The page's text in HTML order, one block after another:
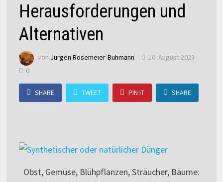
Herausforderungen und
Alternativen
von Jürgen Rösemeier-Buhmann
10. August 2023
0
SHARE TWEET PIN IT SHARE
Obst, Gemüse, Blühpflanzen, Sträucher, Bäume: